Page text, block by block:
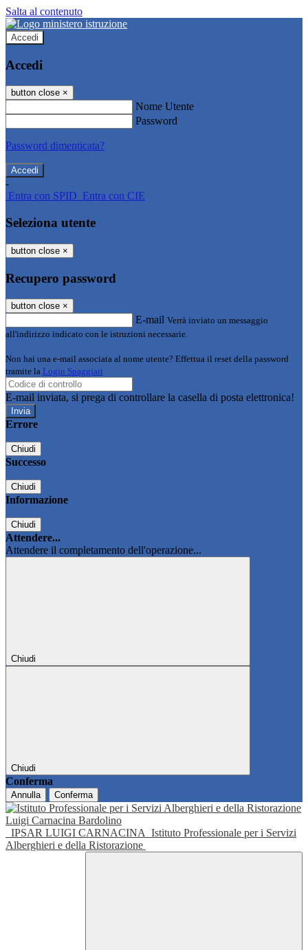
Salta al contenuto
Accedi
Accedi
button close ×
Nome Utente
Password
Password dimenticata?
-
Entra con SPID Entra con CIE
Seleziona utente
button close ×
Recupero password
button close ×
E-mail Verrà inviato un messaggio
all'indirizzo indicato con le istruzioni necessarie.
Non hai una e-mail associata al nome utente? Effettua il reset della password
tramite la Login Spaggiari
E-mail inviata, si prega di controllare la casella di posta elettronica!
Errore
Chiudi
Successo
Chiudi
Informazione
Chiudi
Attendere...
Attendere il completamento dell'operazione...
Chiudi
Chiudi
Conferma
Annulla Conferma
IPSAR LUIGI CARNACINA Istituto Professionale per i Servizi
Alberghieri e della Ristorazione